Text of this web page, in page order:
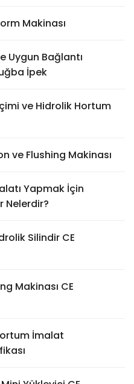
Makinası
Uygun Bağlantı
İpek
ve Hidrolik Hortum
ve Flushing Makinası
Yapmak İçin
Nelerdir?
Silindir CE
Makinası CE
İmalat